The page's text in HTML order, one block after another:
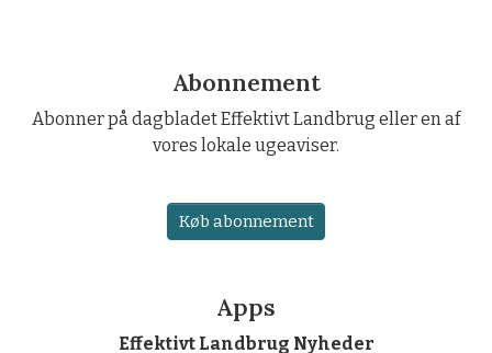
Abonnement
Abonner på dagbladet Effektivt Landbrug eller en af
vores lokale ugeaviser.
Køb abonnement
Apps
Effektivt Landbrug Nyheder